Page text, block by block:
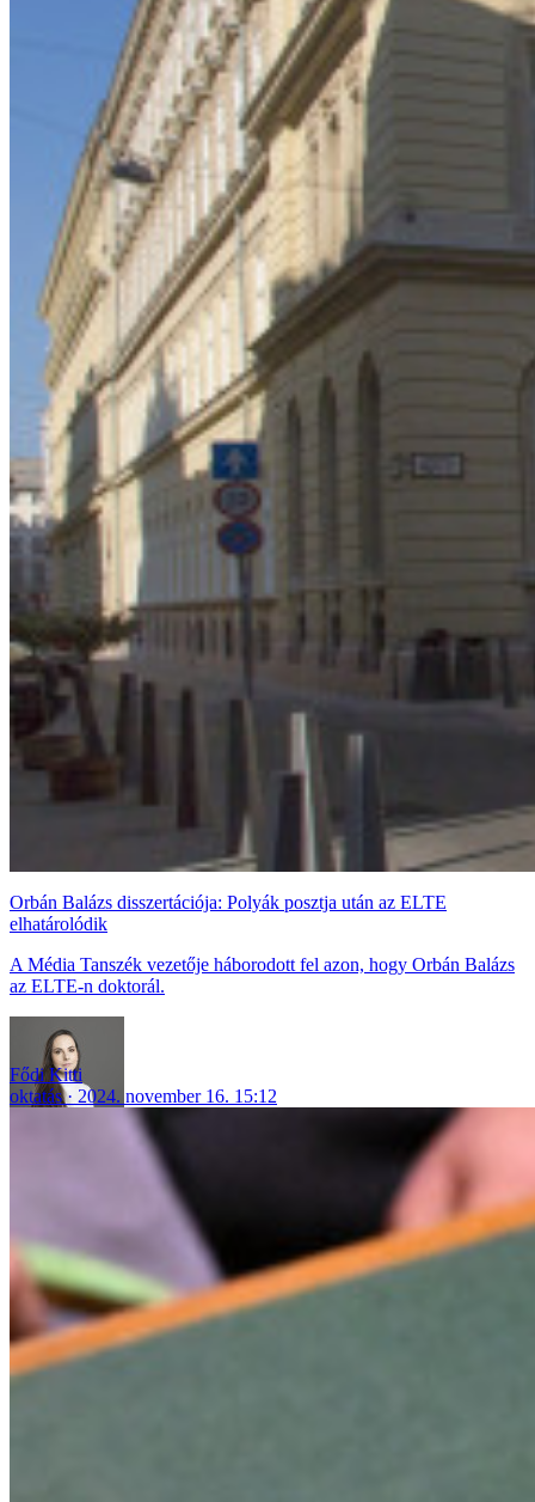
Orbán Balázs disszertációja: Polyák posztja után az ELTE
elhatárolódik
A Média Tanszék vezetője háborodott fel azon, hogy Orbán Balázs
az ELTE-n doktorál.
Fődi Kitti
oktatás
2024. november 16. 15:12